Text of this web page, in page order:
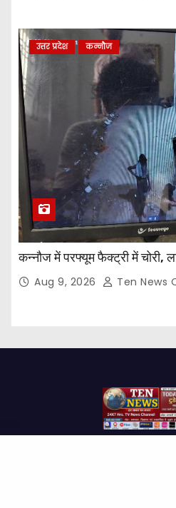
उत्तर प्रदेश कन्नौज
कन्नौज में परफ्यूम फैक्ट्री में चोरी,
Aug 9, 2026 Ten News